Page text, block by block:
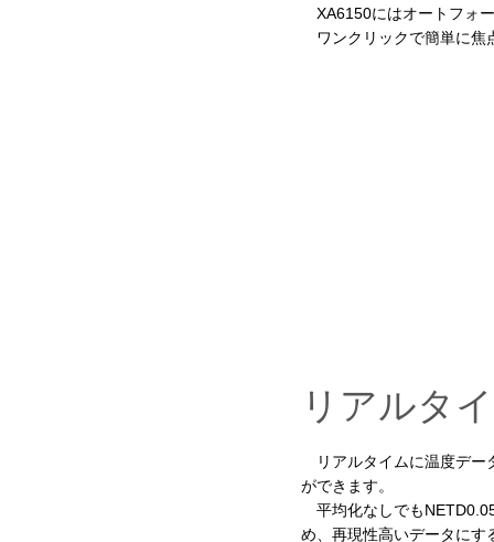
XA6150にはオートフォ
ワンクリックで簡単に焦
リアルタ
リアルタイムに温度デー
ができます。
平均化なしでも
め、再現性高いデータにす